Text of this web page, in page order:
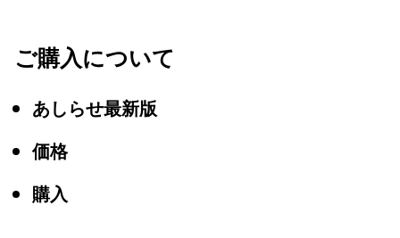
ご購入について
あしらせ最新版
価格
購入